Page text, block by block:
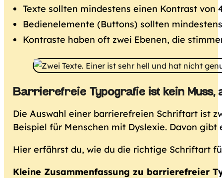
Texte sollten mindestens einen Kontrast von
Bedienelemente (Buttons) sollten
Kontraste haben oft zwei Ebenen, die
Barrierefreie Typografie ist kein
Die Auswahl einer barrierefreien Schriftart ist
Beispiel für Menschen mit Dyslexie. Davon
Hier erfährst du, wie du die richtige Schriftart
Kleine Zusammenfassung zu barrierefreier